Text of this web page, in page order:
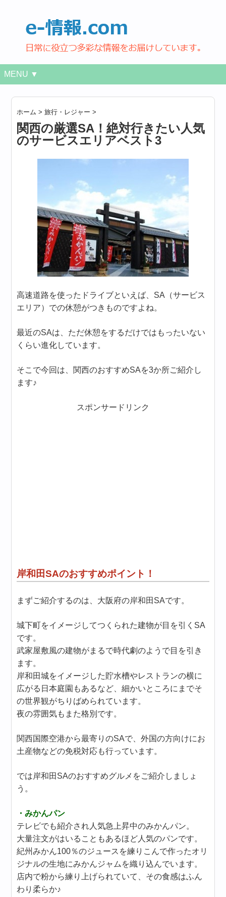
MENU ▼
ホーム >旅行・レジャー >
関西の厳選SA！絶対行きたい人気
のサービスエリアベスト3
高速道路を使ったドライブといえば、SA（サービス
エリア）での休憩がつきものですよね。
最近のSAは、ただ休憩をするだけではもったいない
くらい進化しています。
そこで今回は、関西のおすすめSAを3か所ご紹介し
ます♪
スポンサードリンク
岸和田SAのおすすめポイント！
まずご紹介するのは、大阪府の岸和田SAです。
城下町をイメージしてつくられた建物が目を引くSA
です。
武家屋敷風の建物がまるで時代劇のようで目を引き
ます。
岸和田城をイメージした貯水槽やレストランの横に
広がる日本庭園もあるなど、細かいところにまでそ
の世界観がちりばめられています。
夜の雰囲気もまた格別です。
関西国際空港から最寄りのSAで、外国の方向けにお
土産物などの免税対応も行っています。
では岸和田SAのおすすめグルメをご紹介しましょ
う。
・みかんパン
テレビでも紹介され人気急上昇中のみかんパン。
大量注文がはいることもあるほど人気のパンです。
紀州みかん100％のジュースを練りこんで作ったオリ
ジナルの生地にみかんジャムを織り込んでいます。
店内で粉から練り上げられていて、その食感はふん
わり柔らか♪